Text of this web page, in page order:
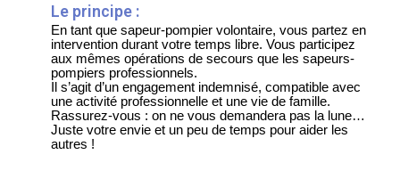
Le principe :
En tant que sapeur-pompier volontaire, vous partez en
intervention durant votre temps libre. Vous participez
aux mêmes opérations de secours que les sapeurs-
pompiers professionnels.
Il s’agit d’un engagement indemnisé, compatible avec
une activité professionnelle et une vie de famille.
Rassurez-vous : on ne vous demandera pas la lune…
Juste votre envie et un peu de temps pour aider les
autres !